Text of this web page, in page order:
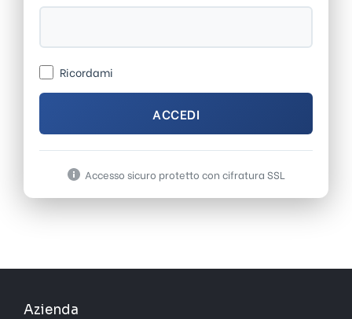
Ricordami
ACCEDI
Accesso sicuro protetto con cifratura SSL
Azienda